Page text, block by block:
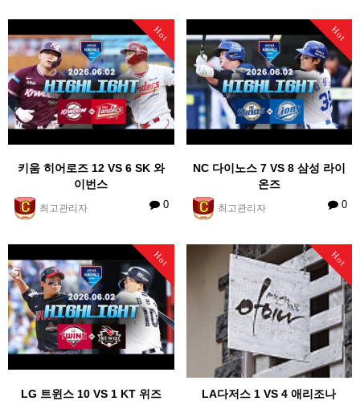
Hot
키움 히어로즈 12 VS 6 SK 와
이번스
최고관리자 0
Hot
NC 다이노스 7 VS 8 삼성 라이
온즈
최고관리자 0
Hot
LG 트윈스 10 VS 1 KT 위즈
Hot
LA다저스 1 VS 4 애리조나